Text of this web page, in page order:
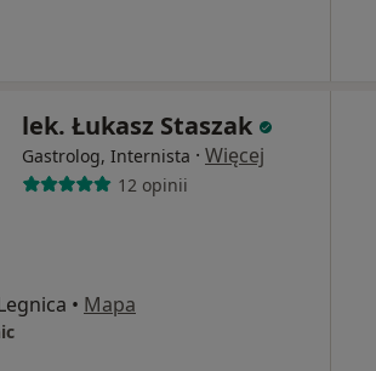
lek. Łukasz Staszak
Gastrolog, Internista · Więcej
12 opinii
• Mapa